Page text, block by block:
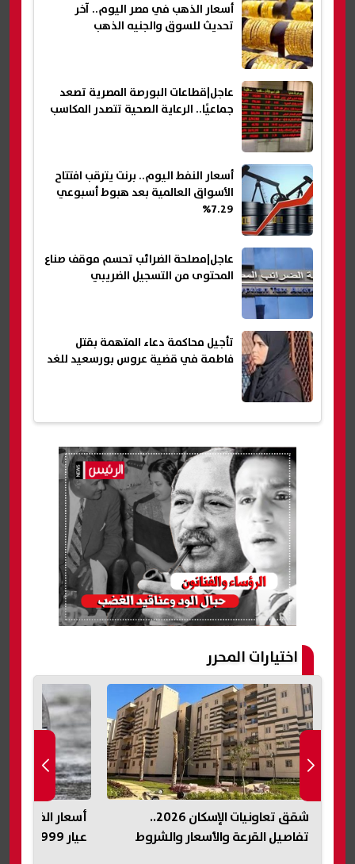
أسعار الذهب في مصر اليوم.. آخر
تحديث للسوق والجنيه الذهب
عاجل|قطاعات البورصة المصرية تصعد
جماعيًا.. الرعاية الصحية تتصدر المكاسب
أسعار النفط اليوم.. برنت يترقب افتتاح
الأسواق العالمية بعد هبوط أسبوعي
7.29%
عاجل|مصلحة الضرائب تحسم موقف صناع
المحتوى من التسجيل الضريبي
تأجيل محاكمة دعاء المتهمة بقتل
فاطمة في قضية عروس بورسعيد للغد
اختيارات المحرر
أسعار الفضة اليوم في مصر.. استقرار
عيار 999 والأوقية عند 63 دولارًا
الموعد